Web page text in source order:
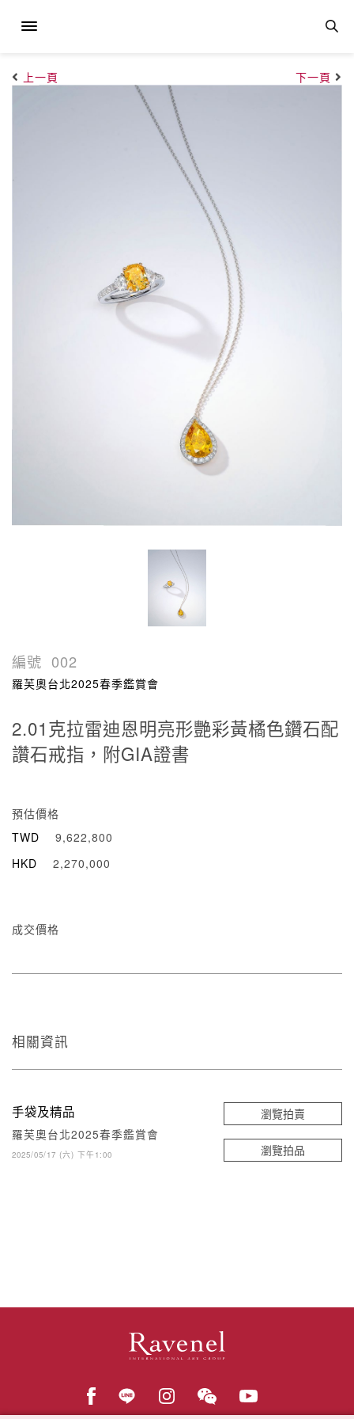
上一頁 下一頁
編號 002
羅芙奧台北2025春季鑑賞會
2.01克拉雷迪恩明亮形艷彩黃橘色鑽石配
讚石戒指，附GIA證書
預估價格
TWD
9,622,800
HKD
2,270,000
成交價格
相關資訊
手袋及精品
羅芙奧台北2025春季鑑賞會
2025/05/17 (六) 下午1:00
瀏覽拍賣
瀏覽拍品